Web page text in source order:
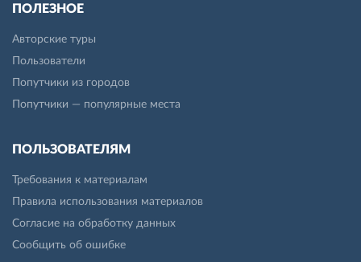
ПОЛЕЗНОЕ
Авторские туры
Пользователи
Попутчики из городов
Попутчики — популярные места
ПОЛЬЗОВАТЕЛЯМ
Требования к материалам
Правила использования материалов
Согласие на обработку данных
Сообщить об ошибке